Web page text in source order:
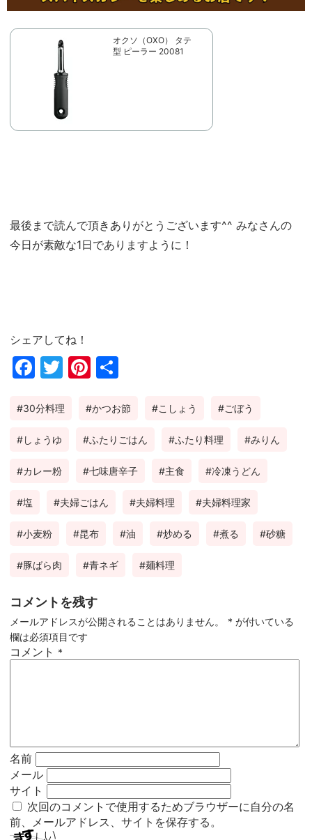
オクソ（OXO） タテ
型 ピーラー 20081
最後まで読んで頂きありがとうございます^^ みなさんの
今日が素敵な1日でありますように！
シェアしてね！
Fac
ok
Twi
Pin
est
30分料理 かつお節 こしょう ごぼう
しょうゆ ふたりごはん ふたり料理 みりん
カレー粉 七味唐辛子 主食 冷凍うどん
塩 夫婦ごはん 夫婦料理 夫婦料理家
小麦粉 昆布 油 炒める 煮る 砂糖
豚ばら肉 青ネギ 麺料理
コメントを残す
メールアドレスが公開されることはありません。 * が付いている
欄は必須項目です
コメント *
名前
メール
サイト
次回のコメントで使用するためブラウザーに自分の名
前、メールアドレス、サイトを保存する。